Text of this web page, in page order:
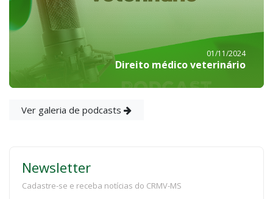
01/11/2024
Direito médico veterinário
Ver galeria de podcasts
Newsletter
Cadastre-se e receba notícias do CRMV-MS